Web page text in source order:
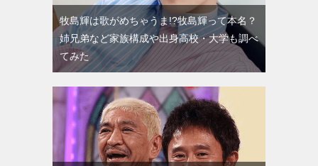
牧島輝は歌がめちゃうま!?牧島輝って本名？
姉兄弟など家族構成や出身高校・大学も調べ
てみた